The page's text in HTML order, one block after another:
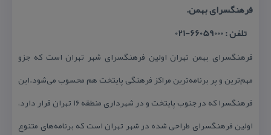
فرهنگسرای بهمن.
تلفن : 66059000-021
فرهنگسرای بهمن تهران اولین فرهنگسرای شهر تهران است كه جزو
مهم‌ترین و پر برنامه‌ترین مراكز فرهنگی پایتخت هم محسوب می‌شود.این
فرهنگسرا كه در جنوب پایتخت و در شهرداری منطقه ۱۶ تهران قرار دارد،
اولین فرهنگسرای طراحی شده در شهر تهران است كه برنامه‌های متنوع